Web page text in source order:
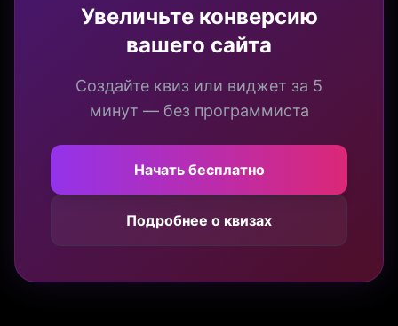
Увеличьте конверсию
вашего сайта
Создайте квиз или виджет за 5
минут — без программиста
Начать бесплатно
Подробнее о квизах